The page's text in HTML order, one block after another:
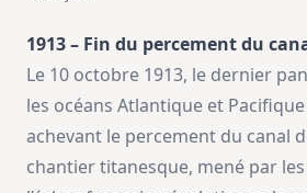
1913 – Fin du percement du
Le 10 octobre 1913, le dernier
les océans Atlantique et
achevant le percement du canal
chantier titanesque, mené par